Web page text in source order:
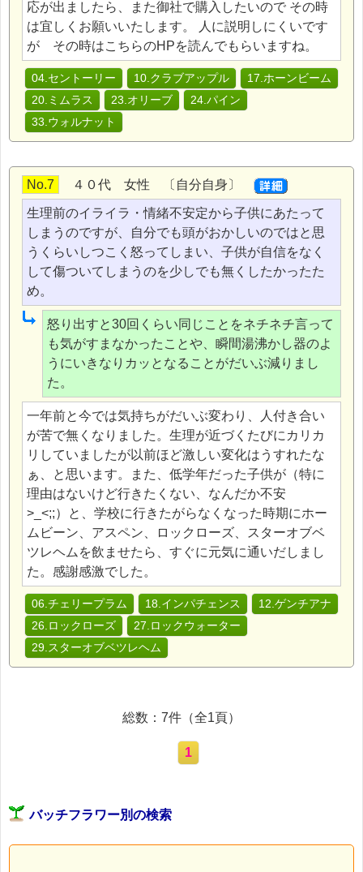
応が出ましたら、また御社で購入したいので その時
は宜しくお願いいたします。 人に説明しにくいです
が その時はこちらのHPを読んでもらいますね。
04.セントーリー 10.クラブアップル
17.ホーンビーム
20.ミムラス
23.オリーブ
24.パイン
33.ウォルナット
No.7 ４０代 女性 〔自分自身〕
生理前のイライラ・情緒不安定から子供にあたって
しまうのですが、自分でも頭がおかしいのではと思
うくらいしつこく怒ってしまい、子供が自信をなく
して傷ついてしまうのを少しでも無くしたかったた
め。
怒り出すと30回くらい同じことをネチネチ言って
も気がすまなかったことや、瞬間湯沸かし器のよ
うにいきなりカッとなることがだいぶ減りまし
た。
一年前と今では気持ちがだいぶ変わり、人付き合い
が苦で無くなりました。生理が近づくたびにカリカ
リしていましたが以前ほど激しい変化はうすれたな
ぁ、と思います。また、低学年だった子供が（特に
理由はないけど行きたくない、なんだか不安
>_<;;）と、学校に行きたがらなくなった時期にホー
ムビーン、アスペン、ロックローズ、スターオブベ
ツレヘムを飲ませたら、すぐに元気に通いだしまし
た。感謝感激でした。
06.チェリープラム 18.インパチェンス
12.ゲンチアナ
26.ロックローズ
27.ロックウォーター
29.スターオブベツレヘム
総数：7件（全1頁）
1
バッチフラワー別の検索